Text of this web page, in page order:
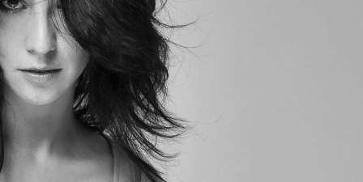
KAPCSOLAT